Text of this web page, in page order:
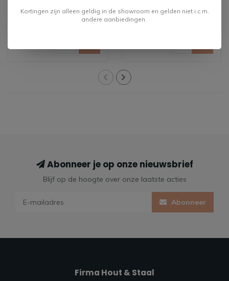
Abonneer je op onze nieuwsbrief
Blijf op de hoogte over onze laatste acties
Abonneer
Firma Hout & Staal
Kortingen zijn alleen geldig in de showroom en gelden niet i.c.m.
andere aanbiedingen.